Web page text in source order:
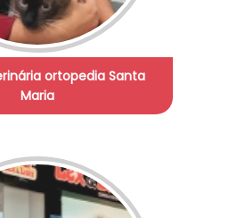
ortopedia Santa
Maria